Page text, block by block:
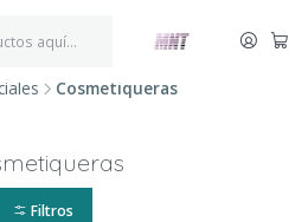
Cosmetiqueras
Filtros